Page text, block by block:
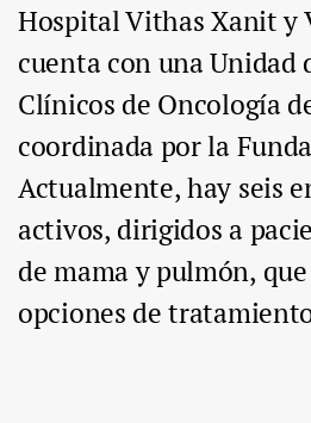
Hospital Vithas Xanit y
cuenta con una Unidad
Clínicos de Oncología
coordinada por la
Actualmente, hay seis
activos, dirigidos a
de mama y pulmón,
opciones de